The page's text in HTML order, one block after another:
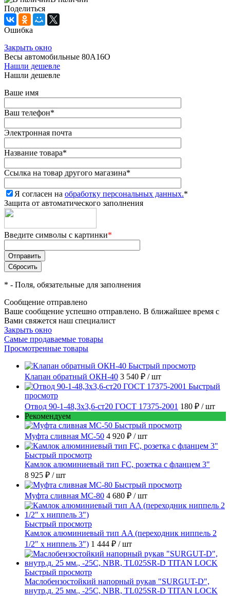
Поделиться
Ошибка
Закрыть окно
Весы автомобильные 80А16О
Нашли дешевле
Нашли дешевле
Ваше имя
Ваш телефон*
Электронная почта
Название товара*
Ссылка на товар другого магазина*
Я согласен на обработку персональных данных.*
Защита от автоматического заполнения
Введите символы с картинки*
* - Поля, обязательные для заполнения
Сообщение отправлено
Ваше сообщение успешно отправлено. В ближайшее время с
Вами свяжется наш специалист
Закрыть окно
Самые продаваемые товары
Просмотренные товары
Быстрый просмотр
Клапан обратный ОКН-40 3 540 ₽ / шт
Быстрый
просмотр
Отвод 90-1-48,3х3,6-ст20 ГОСТ 17375-2001 180 ₽ / шт
Рекомендуем
Быстрый просмотр
Муфта сливная МС-50 4 920 ₽ / шт
Быстрый просмотр
Камлок алюминиевый тип FC, розетка с фланцем 3"
8 925 ₽ / шт
Быстрый просмотр
Муфта сливная МС-80 4 680 ₽ / шт
Быстрый просмотр
Камлок алюминиевый тип AA (переходник ниппель 2
1/2" х ниппель 3") 1 444 ₽ / шт
Быстрый просмотр
Маслобензостойкий напорный рукав "SURGUT-D",
внутр.д. 25 мм., -25C, NBR, TL025SR-D TITAN LOCK